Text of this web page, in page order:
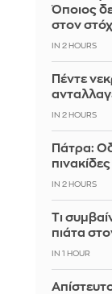
Όποιος
στον
IN 2 HOURS
Πέντε
IN 2 HOURS
Πάτρα:
IN 2 HOURS
Τι
πιάτα
IN 1 HOUR